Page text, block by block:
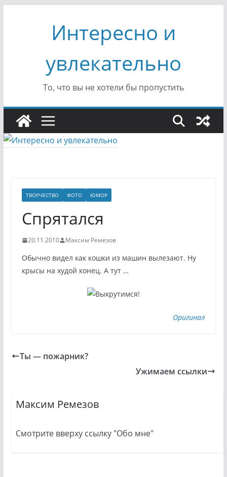
содержимомуИнтересно и
увлекательно
То, что вы не хотели бы пропустить
ТВОРЧЕСТВО ФОТО ЮМОР
Спрятался
20.11.2010 Максим Ремезов
Обычно видел как кошки из машин вылезают. Ну
крысы на худой конец. А тут …
Оригинал
Ты — пожарник?
Ужимаем ссылки
Максим Ремезов
Смотрите вверху ссылку "Обо мне"